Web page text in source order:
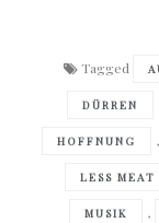
Tagged
DÜRREN
HOFFNUNG ,
LESS MEAT
MUSIK ,